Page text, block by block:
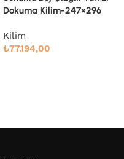
Dokuma Kilim-248×362